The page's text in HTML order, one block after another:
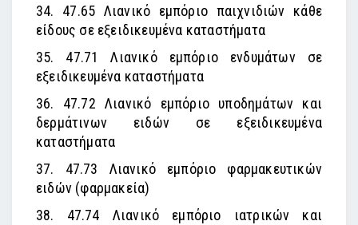
34. 47.65 Λιανικό εμπόριο παιχνιδιών κάθε
είδους σε εξειδικευμένα καταστήματα
35. 47.71 Λιανικό εμπόριο ενδυμάτων σε
εξειδικευμένα καταστήματα
36. 47.72 Λιανικό εμπόριο υποδημάτων και
δερμάτινων ειδών σε εξειδικευμένα
καταστήματα
37. 47.73 Λιανικό εμπόριο φαρμακευτικών
ειδών (φαρμακεία)
38. 47.74 Λιανικό εμπόριο ιατρικών και